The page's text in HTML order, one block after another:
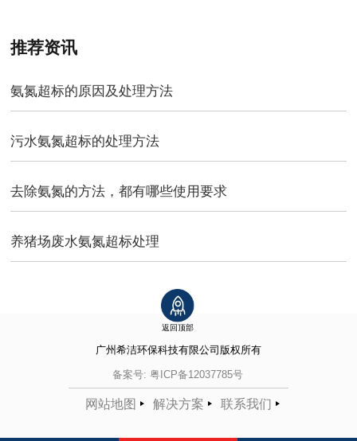
推荐资讯
氨氮超标的原因及处理方法
污水氨氮超标的处理方法
去除氨氮的方法，都有哪些使用要求
养猪场废水氨氮超标处理
返回顶部
广州希洁环保科技有限公司 版权所有
备案号: 粤ICP备12037785号
网站地图 解决方案 联系我们